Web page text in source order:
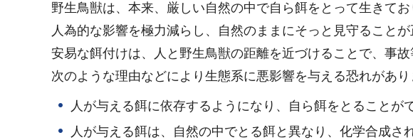
野生鳥獣は、本来、厳しい自然の中で自ら餌をとって生きて
人為的な影響を極力減らし、自然のままにそっと見守ることが
安易な餌付けは、人と野生鳥獣の距離を近づけることで、事
次のような理由などにより生態系に悪影響を与える恐れがあり
人が与える餌に依存するようになり、自ら餌をとることが
人が与える餌は、自然の中でとる餌と異なり、化学合成